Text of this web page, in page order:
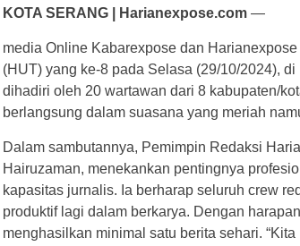
KOTA SERANG | Harianexpose.com —
media Online Kabarexpose dan
(HUT) yang ke-8 pada Selasa (29/10/2024),
dihadiri oleh 20 wartawan dari 8 kabupaten/
berlangsung dalam suasana yang meriah
Dalam sambutannya, Pemimpin Redaksi
Hairuzaman, menekankan pentingnya
kapasitas jurnalis. Ia berharap seluruh crew
produktif lagi dalam berkarya. Dengan
menghasilkan minimal satu berita sehari.